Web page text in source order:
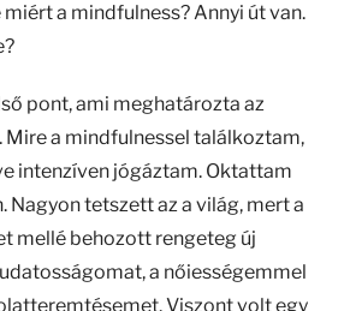
a mindfulness? Annyi út van.
pont, ami meghatározta az
a mindfulnessel találkoztam,
intenzíven jógáztam. Oktattam
Nagyon tetszett az a világ, mert a
mellé behozott rengeteg új
a nőiességemmel
Viszont volt egy